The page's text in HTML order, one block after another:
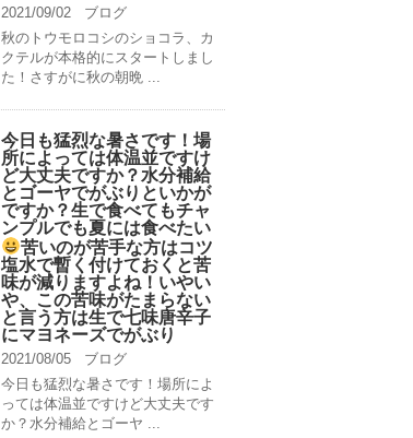
2021/09/02
ブログ
秋のトウモロコシのショコラ、カ
クテルが本格的にスタートしまし
た！さすがに秋の朝晩 ...
今日も猛烈な暑さです！場
所によっては体温並ですけ
ど大丈夫ですか？水分補給
とゴーヤでがぶりといかが
ですか？生で食べてもチャ
ンプルでも夏には食べたい
苦いのが苦手な方はコツ
塩水で暫く付けておくと苦
味が減りますよね！いやい
や、この苦味がたまらない
と言う方は生で七味唐辛子
にマヨネーズでがぶり
2021/08/05
ブログ
今日も猛烈な暑さです！場所によ
っては体温並ですけど大丈夫です
か？水分補給とゴーヤ ...